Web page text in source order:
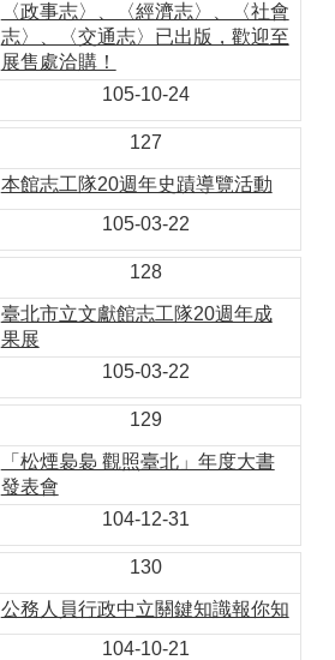
〈政事志〉、〈經濟志〉、〈社會
志〉、〈交通志〉已出版，歡迎至
展售處洽購！
105-10-24
127
本館志工隊20週年史蹟導覽活動
105-03-22
128
臺北市立文獻館志工隊20週年成
果展
105-03-22
129
「松煙裊裊 觀照臺北」年度大書
發表會
104-12-31
130
公務人員行政中立關鍵知識報你知
104-10-21